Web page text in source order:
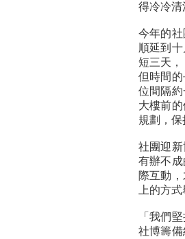
得冷冷清
今年的
順延到
短三天，
但時間
位間隔
大樓前
規劃，保
社團迎
有辦不
際互動
上的方式
「我們
社博籌